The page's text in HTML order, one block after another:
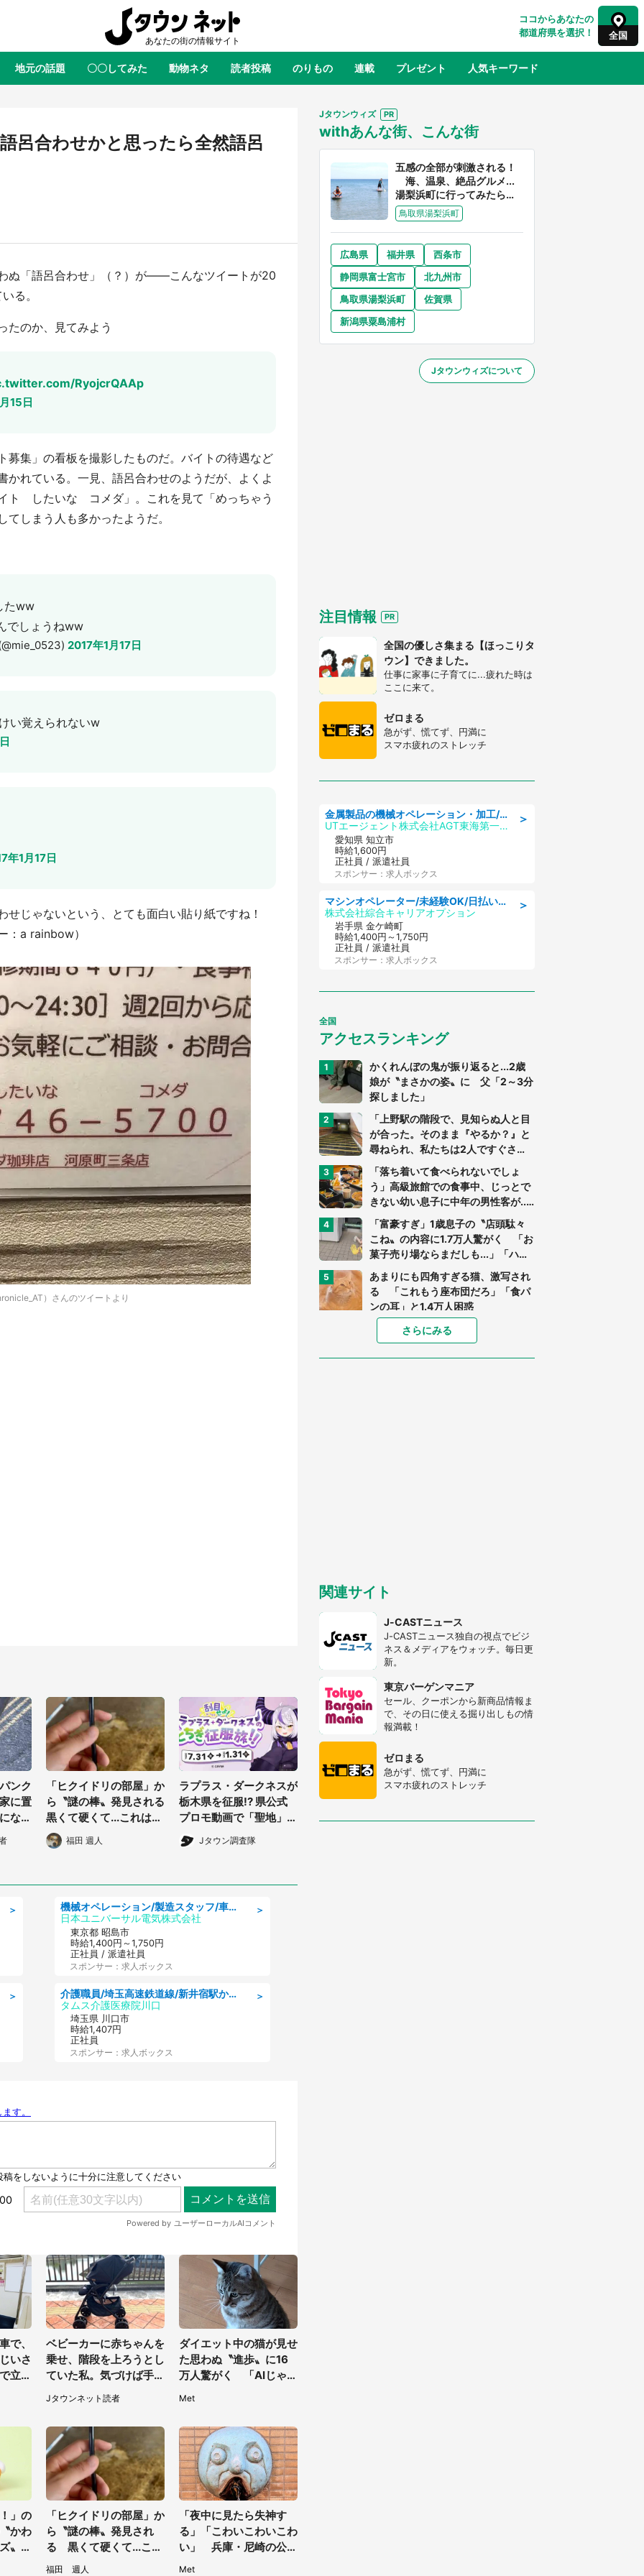
ココからあなたの
都道府県を選択！
全国
全国 全国
東北 青森 岩手 宮城 山形 福島
千葉 東京 神奈川
奈良 和歌山
中国 鳥取 島根 岡山 山口
九州 大分 宮崎
地元の話題 〇〇してみた 動物ネタ 読者投稿 のりもの 連載 プレゼント 人気キーワード
絶景 あの時はありがとう 物語がはじまる町へ ふるさと納税
り込む 六本木ヒルズ展望台でコ
10／26】
『小林さんちのメイドラゴン』と舞台
のモデル・越谷がコラボ 田んぼアー
トの見頃にあわせて企画続々【7／31
～】
呂合わせかと思ったら全然語呂
ぬ「語呂合わせ」（？）が――こんなツイートが20
る。
たのか、見てみよう
RyojcrQAAp
15日
募集」の看板を撮影したものだ。バイトの待遇など
かれている。一見、語呂合わせのようだが、よくよ
ト したいな コメダ」。これを見て「めっちゃう
しまう人も多かったようだ。
たww
でしょうねww
2017年1月17日
い覚えられないw
年1月17日
せじゃないという、とても面白い貼り紙ですね！
：a rainbow）
）さんのツイートより
ンク
に置
なっ
行く
・4
「ヒクイドリの部屋」か
ら〝謎の棒〟発見される
黒くて硬くて...これは
何?動物園に聞く
福田 週人
ラプラス・ダークネスが
栃木県を征服!? 県公式
プロモ動画で「聖地」が
生産されてます【7/31~
1/31】
Jタウン調査隊
＞
＞
＞
機械オペレーション/製造スタッフ/車・航空機製造 未経験歓迎 鏡面部品の研磨作業 夜働いてしっかり稼ぐ
日本ユニバーサル電気株式会社
東京都 昭島市
時給1,400円～1,750円
正社員 / 派遣社員
スポンサー：求人ボックス
＞
介護職員/埼玉高速鉄道線/新井宿駅から徒歩15分/川口市/埼玉県
タムス介護医療院川口
埼玉県 川口市
時給1,407円
正社員
スポンサー：求人ボックス
で、
いさ
立っ
ベビーカーに赤ちゃんを
乗せ、階段を上ろうとし
ていた私。気づけば手か
らベビーカーが消えてい
て（神奈川県・60代女
Jタウンネット読者
ダイエット中の猫が見せ
た思わぬ〝進歩〟に16
万人驚がく 「AIじゃな
Met
」の
かわ
〟に
地元
「ヒクイドリの部屋」か
ら〝謎の棒〟発見され
る 黒くて硬くて...これ
は何？動物園に聞く
福田 週人
「夜中に見たら失神す
る」「こわいこわいこわ
い」 兵庫・尼崎の公園
に佇む〝謎すぎる顔〟に
Met
Jタウンウィズ
withあんな街、こんな街
五感の全部が刺激される！
海、温泉、絶品グルメ...
湯梨浜町に行ってみたら、
魅力に溢れすぎてた件
鳥取県湯梨浜町
広島県 福井県
西条市
静岡県富士宮市
北九州市
鳥取県湯梨浜町
佐賀県
新潟県粟島浦村
Jタウンウィズについて
注目情報
全国の優しさ集まる【ほっこりタ
ウン】できました。
仕事に家事に子育てに...疲れた時は
ここに来て。
ゼロまる
急がず、慌てず、円満に
スマホ疲れのストレッチ
＞
金属製品の機械オペレーション・加工/寮完備/日払い/工場・製造
UTエージェント株式会社AGT東海第一CU
愛知県 知立市
時給1,600円
正社員 / 派遣社員
スポンサー：求人ボックス
＞
マシンオペレーター/未経験OK/日払いOK/寮完備/交替制/20・30・40代活躍中
株式会社綜合キャリアオプション
岩手県 金ケ崎町
時給1,400円～1,750円
正社員 / 派遣社員
スポンサー：求人ボックス
全国
アクセスランキング
かくれんぼの鬼が振り返ると...2歳
娘が〝まさかの姿〟に 父「2～3分
探しました」
「上野駅の階段で、見知らぬ人と目
が合った。そのまま『やるか？』と
尋ねられ、私たちは2人ですぐさ
ま...」（茨城県・70代男性）
「落ち着いて食べられないでしょ
う」高級旅館での食事中、じっとで
きない幼い息子に中年の男性客が...
（東京都・40代男性）
「富豪すぎ」1歳息子の〝店頭駄々
こね〟の内容に1.7万人驚がく 「お
菓子売り場ならまだしも...」「ハー
あまりにも四角すぎる猫、激写され
る 「これもう座布団だろ」「食パ
ンの耳」と1.4万人困惑
家に〝デカい蛾〟が居座り続けて3
日間...ビビり続けた住人 判明した
〝まさかの正体〟に14万人も困惑
さらにみる
関連サイト
J-CASTニュース
J-CASTニュース独自の視点でビジ
ネス＆メディアをウォッチ。毎日更
新。
東京バーゲンマニア
セール、クーポンから新商品情報ま
で、その日に使える掘り出しもの情
報満載！
ゼロまる
急がず、慌てず、円満に
スマホ疲れのストレッチ